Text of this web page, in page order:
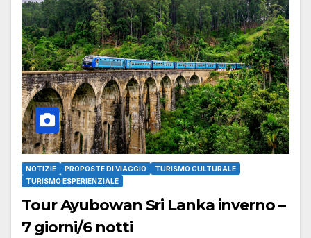
NOTIZIE PROPOSTE DI VIAGGIO
TURISMO CULTURALE
TURISMO ESPERIENZIALE
Tour Ayubowan Sri Lanka inverno –
7 giorni/6 notti